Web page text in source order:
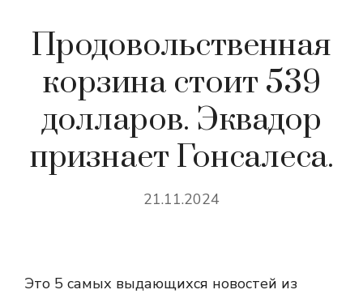
Продовольственная
корзина стоит 539
долларов. Эквадор
признает Гонсалеса.
21.11.2024
Это 5 самых выдающихся новостей из